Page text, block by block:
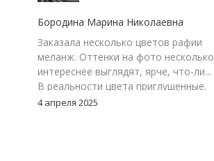
Бородина Марина Николаевна
Заказала несколько цветов рафии
меланж. Оттенки на фото несколько
интереснее выглядят, ярче, что-ли...
В реальности цвета приглушенные.
Цвет 117-24, зеленый меланж. Мне
4 апреля 2025